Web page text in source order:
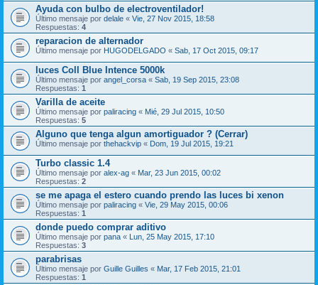
Ayuda con bulbo de electroventilador!
Último mensaje por delale « Vie, 27 Nov 2015, 18:58
Respuestas: 4
reparacion de alternador
Último mensaje por HUGODELGADO « Sab, 17 Oct 2015, 09:17
luces Coll Blue Intence 5000k
Último mensaje por angel_corsa « Sab, 19 Sep 2015, 23:08
Respuestas: 1
Varilla de aceite
Último mensaje por paliracing « Mié, 29 Jul 2015, 10:50
Respuestas: 5
Alguno que tenga algun amortiguador ? (Cerrar)
Último mensaje por thehackvip « Dom, 19 Jul 2015, 19:21
Turbo classic 1.4
Último mensaje por alex-ag « Mar, 23 Jun 2015, 00:02
Respuestas: 2
se me apaga el estero cuando prendo las luces bi xenon
Último mensaje por paliracing « Vie, 29 May 2015, 00:06
Respuestas: 1
donde puedo comprar aditivo
Último mensaje por pana « Lun, 25 May 2015, 17:10
Respuestas: 3
parabrisas
Último mensaje por Guille Guilles « Mar, 17 Feb 2015, 21:01
Respuestas: 1